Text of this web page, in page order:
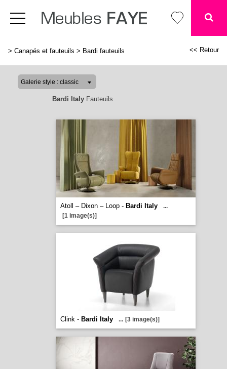
> Canapés et fauteuils > Bardi fauteuils << Retour
Bardi ItalyFauteuils
Atoll – Dixon – Loop - Bardi Italy
...
[1 image(s)]
Clink - Bardi Italy ... [3 image(s)]